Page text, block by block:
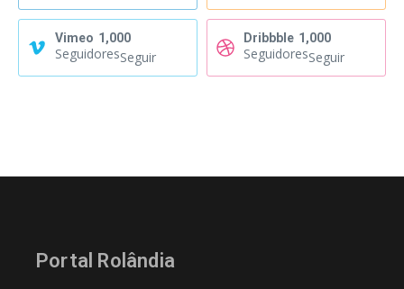
Vimeo 1,000
SeguidoresSeguir
Dribbble 1,000
SeguidoresSeguir
Portal Rolândia